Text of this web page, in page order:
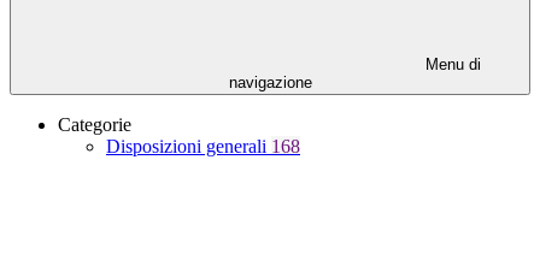
Menu di
navigazione
Categorie
Disposizioni generali 168